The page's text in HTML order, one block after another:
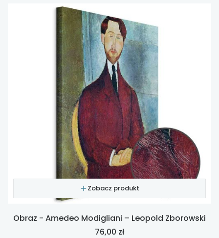
Zobacz produkt
Obraz - Amedeo Modigliani – Leopold Zborowski
Cena
76,00 zł